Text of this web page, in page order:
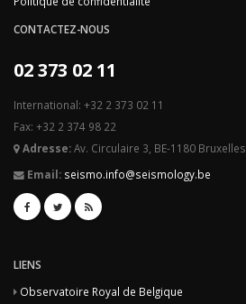
CONTACTEZ-NOUS
02 373 02 11
International: +32 2 373 02 11
Fax: +32 2 374 98 22
Adresse:Av. Circulaire 3, BE-1180 Bruxelles
Email: seismo.info@seismology.be
LIENS
Observatoire Royal de Belgique